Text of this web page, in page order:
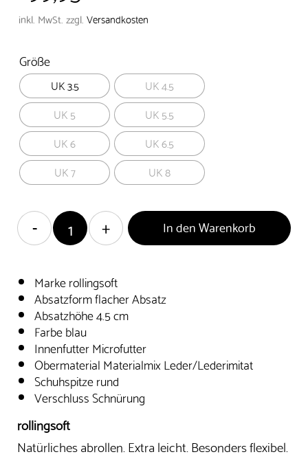
inkl. MwSt.zzgl.Versandkosten
Größe
UK 3.5
UK 4.5
UK 5
UK 5.5
UK 6
UK 6.5
UK 7
UK 8
In den Warenkorb
Marke rollingsoft
Absatzform flacher Absatz
Absatzhöhe 4.5 cm
Farbe blau
Innenfutter Microfutter
Obermaterial Materialmix Leder/Lederimitat
Schuhspitze rund
Verschluss Schnürung
rollingsoft
Natürliches abrollen. Extra leicht. Besonders flexibel.